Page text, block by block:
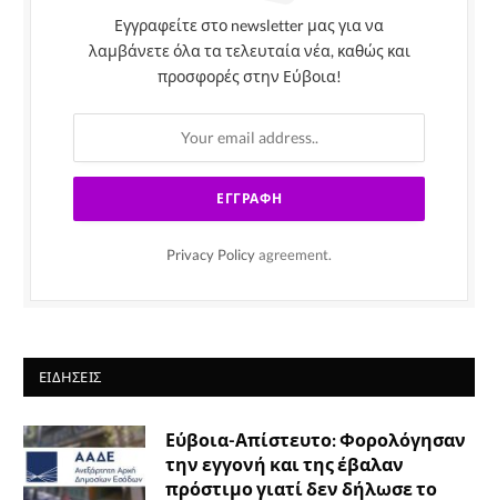
Εγγραφείτε στο newsletter μας για να
λαμβάνετε όλα τα τελευταία νέα, καθώς και
προσφορές στην Εύβοια!
Privacy Policy agreement.
ΕΙΔΉΣΕΙΣ
Εύβοια-Απίστευτο: Φορολόγησαν
την εγγονή και της έβαλαν
πρόστιμο γιατί δεν δήλωσε το